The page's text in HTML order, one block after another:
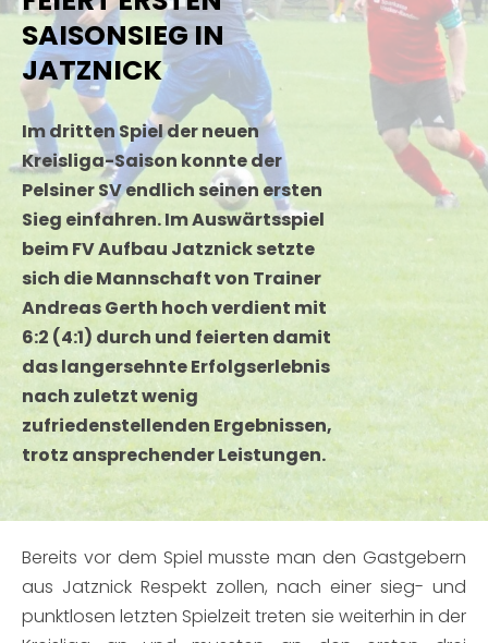
SAISONSIEG IN
JATZNICK
Im dritten Spiel der neuen
Kreisliga-Saison konnte der
Pelsiner SV endlich seinen ersten
Sieg einfahren. Im Auswärtsspiel
beim FV Aufbau Jatznick setzte
sich die Mannschaft von Trainer
Andreas Gerth hoch verdient mit
6:2 (4:1) durch und feierten damit
das langersehnte Erfolgserlebnis
nach zuletzt wenig
zufriedenstellenden Ergebnissen,
trotz ansprechender Leistungen.
Bereits vor dem Spiel musste man den Gastgebern
aus Jatznick Respekt zollen, nach einer sieg- und
punktlosen letzten Spielzeit treten sie weiterhin in der